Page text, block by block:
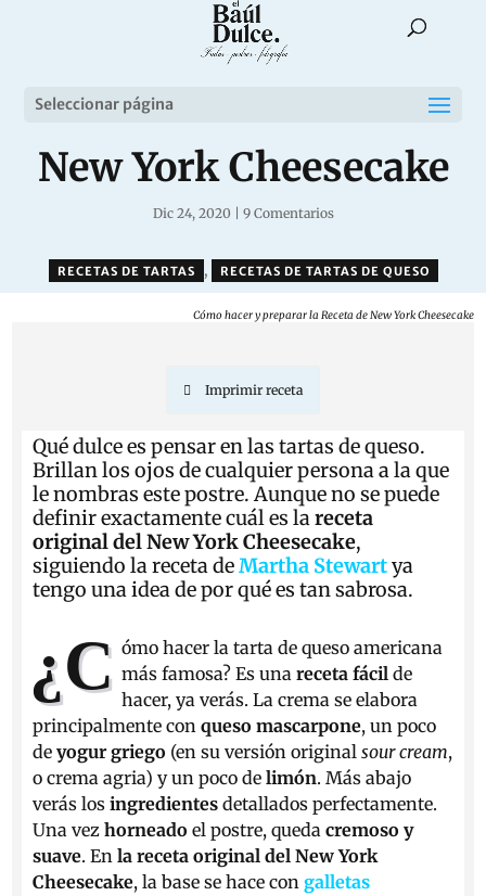
Seleccionar página
New York Cheesecake
Dic 24, 2020 9 Comentarios
RECETAS DE TARTAS , RECETAS DE TARTAS DE QUESO
Cómo hacer y preparar la Receta de New York Cheesecake
Imprimir receta
Qué dulce es pensar en las tartas de queso.
Brillan los ojos de cualquier persona a la que
le nombras este postre. Aunque no se puede
definir exactamente cuál es lareceta
original del New York Cheesecake,
siguiendo la receta deMartha Stewartya
tengo una idea de por qué es tan sabrosa.
¿C ómo hacer la tarta de queso americana
más famosa? Es una receta fácilde
hacer, ya verás. La crema se elabora
principalmente conqueso mascarpone, un poco
deyogur griego (en su versión original sour cream,
o crema agria) y un poco delimón. Más abajo
verás losingredientes detallados perfectamente.
Una vezhorneado el postre, quedacremoso y
suave. Enla receta original del New York
Cheesecake, la base se hace congalletas